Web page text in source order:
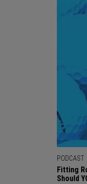
PODCAST
Fitting
Should